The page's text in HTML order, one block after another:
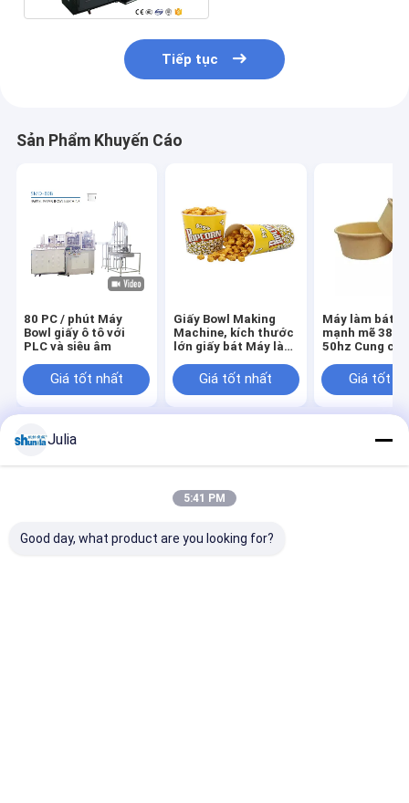
Tiếp tục
Sản Phẩm Khuyến Cáo
80 PC / phút Máy
Bowl giấy ô tô với
PLC và siêu âm
Giá tốt nhất
Giấy Bowl Making
Machine, kích thước
lớn giấy bát Máy làm
Giá tốt nhất
Máy làm bát
mạnh mẽ
50hz Cung
không khí
Giá tốt
Sơ đồ trang web
Chính sách bảo mật
Máy tự động Giấy CupNhà máy trung quốc.Copyright ©
2026 HAINING CHENGDA MACHINERY CO.LTD. All Rights Reserved.
Julia
5:41 PM
Good day, what product are you looking for?